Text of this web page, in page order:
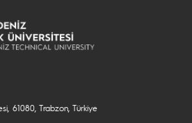
61080, Trabzon, Türkiye